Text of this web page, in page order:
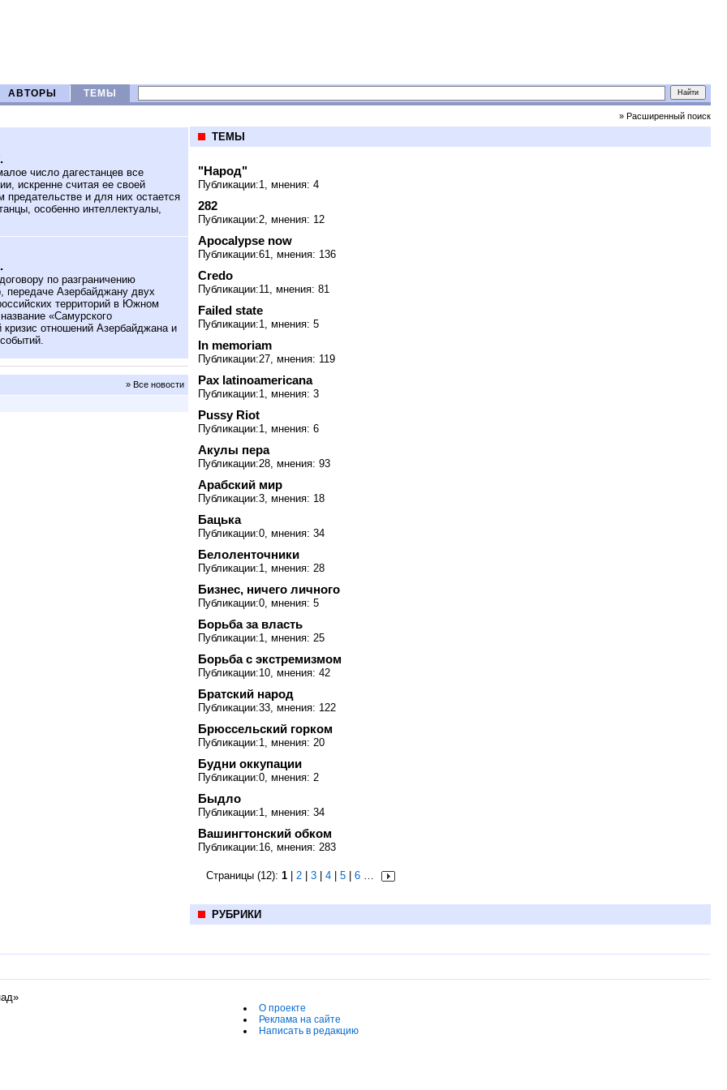
АВТОРЫ ТЕМЫ
» Расширенный поиск
число дагестанцев все
искренне считая ее своей
и для них остается
особенно интеллектуалы,
по разграничению
передаче Азербайджану двух
территорий в Южном
«Самурского
отношений Азербайджана и
» Все новости
ТЕМЫ
"Народ"
Публикации:1, мнения: 4
282
Публикации:2, мнения: 12
Apocalypse now
Публикации:61, мнения: 136
Credo
Публикации:11, мнения: 81
Failed state
Публикации:1, мнения: 5
In memoriam
Публикации:27, мнения: 119
Pax latinoamericana
Публикации:1, мнения: 3
Pussy Riot
Публикации:1, мнения: 6
Акулы пера
Публикации:28, мнения: 93
Арабский мир
Публикации:3, мнения: 18
Бацька
Публикации:0, мнения: 34
Белоленточники
Публикации:1, мнения: 28
Бизнес, ничего личного
Публикации:0, мнения: 5
Борьба за власть
Публикации:1, мнения: 25
Борьба с экстремизмом
Публикации:10, мнения: 42
Братский народ
Публикации:33, мнения: 122
Брюссельский горком
Публикации:1, мнения: 20
Будни оккупации
Публикации:0, мнения: 2
Быдло
Публикации:1, мнения: 34
Вашингтонский обком
Публикации:16, мнения: 283
Страницы (12): 1 2 3 4 5 6 …
РУБРИКИ
О проекте
Реклама на сайте
Написать в редакцию